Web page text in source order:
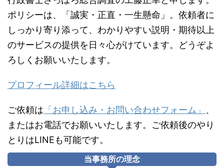
ポリシーは、「誠実・正直・一生懸命」。依頼者に
しっかり寄り添って、わかりやすい説明・期待以上
のサービスの提供を日々心がけています。どうぞよ
ろしくお願いいたします。
プロフィール詳細はこちら
ご依頼は 「お申し込み・お問い合わせフォーム」 、
またはお電話でお願いいたします。ご依頼後のやり
とりはLINEも可能です。
当事務所の理念